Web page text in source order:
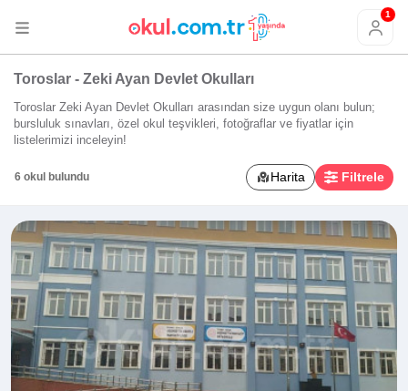
1
Toroslar - Zeki Ayan Devlet Okulları
Toroslar Zeki Ayan Devlet Okulları arasından size uygun olanı bulun;
bursluluk sınavları, özel okul teşvikleri, fotoğraflar ve fiyatlar için
listelerimizi inceleyin!
6 okul bulundu Harita Filtrele